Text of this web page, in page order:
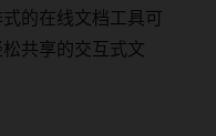
的在线文档工具可
共享的交互式文